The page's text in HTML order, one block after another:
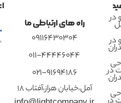
در
در
در
راه های ارتباطی ما
09116430304
011-44446044
021-91694186
آمل،خیابان هراز،آفتاب 18